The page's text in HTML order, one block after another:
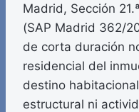
Madrid, Sección
(SAP Madrid 362/
de corta duración
residencial del
destino
estructural ni